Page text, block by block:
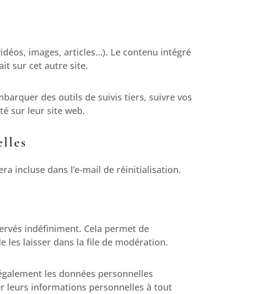
images, articles…). Le contenu intégré
sur cet autre site.
des outils de suivis tiers, suivre vos
sur leur site web.
incluse dans l’e-mail de réinitialisation.
indéfiniment. Cela permet de
les laisser dans la file de modération.
les données personnelles
leurs informations personnelles à tout